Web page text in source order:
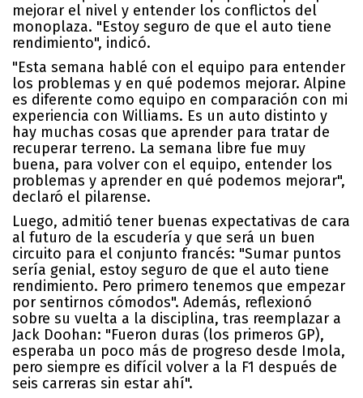
mejorar el nivel y entender los conflictos del
monoplaza. "Estoy seguro de que el auto tiene
rendimiento", indicó.
"Esta semana hablé con el equipo para entender
los problemas y en qué podemos mejorar. Alpine
es diferente como equipo en comparación con mi
experiencia con Williams. Es un auto distinto y
hay muchas cosas que aprender para tratar de
recuperar terreno. La semana libre fue muy
buena, para volver con el equipo, entender los
problemas y aprender en qué podemos mejorar",
declaró el pilarense.
Luego, admitió tener buenas expectativas de cara
al futuro de la escudería y que será un buen
circuito para el conjunto francés: "Sumar puntos
sería genial, estoy seguro de que el auto tiene
rendimiento. Pero primero tenemos que empezar
por sentirnos cómodos". Además, reflexionó
sobre su vuelta a la disciplina, tras reemplazar a
Jack Doohan: "Fueron duras (los primeros GP),
esperaba un poco más de progreso desde Imola,
pero siempre es difícil volver a la F1 después de
seis carreras sin estar ahí".